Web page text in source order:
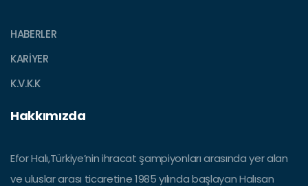
HABERLER
KARİYER
K.V.K.K
Hakkımızda
Efor Halı,Türkiye’nin ihracat şampiyonları arasında yer alan
ve uluslar arası ticaretine 1985 yılında başlayan Halısan